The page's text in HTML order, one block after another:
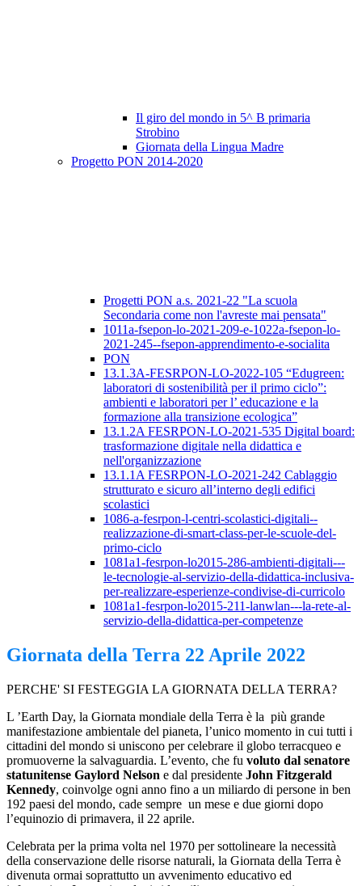
Il giro del mondo in 5^ B primaria
Strobino
Giornata della Lingua Madre
Progetto PON 2014-2020
Progetti PON a.s. 2021-22 "La scuola
Secondaria come non l'avreste mai pensata"
1011a-fsepon-lo-2021-209-e-1022a-fsepon-lo-
2021-245--fsepon-apprendimento-e-socialita
PON
13.1.3A-FESRPON-LO-2022-105 “Edugreen:
laboratori di sostenibilità per il primo ciclo”:
ambienti e laboratori per l’ educazione e la
formazione alla transizione ecologica”
13.1.2A FESRPON-LO-2021-535 Digital board:
trasformazione digitale nella didattica e
nell'organizzazione
13.1.1A FESRPON-LO-2021-242 Cablaggio
strutturato e sicuro all’interno degli edifici
scolastici
1086-a-fesrpon-l-centri-scolastici-digitali--
realizzazione-di-smart-class-per-le-scuole-del-
primo-ciclo
1081a1-fesrpon-lo2015-286-ambienti-digitali---
le-tecnologie-al-servizio-della-didattica-inclusiva-
per-realizzare-esperienze-condivise-di-curricolo
1081a1-fesrpon-lo2015-211-lanwlan---la-rete-al-
servizio-della-didattica-per-competenze
Giornata della Terra 22 Aprile 2022
PERCHE' SI FESTEGGIA LA GIORNATA DELLA TERRA?
L ’Earth Day, la Giornata mondiale della Terra è la più grande
manifestazione ambientale del pianeta, l’unico momento in cui tutti i
cittadini del mondo si uniscono per celebrare il globo terracqueo e
promuoverne la salvaguardia. L’evento, che fu voluto dal senatore
statunitense Gaylord Nelson e dal presidente John Fitzgerald
Kennedy, coinvolge ogni anno fino a un miliardo di persone in ben
192 paesi del mondo, cade sempre un mese e due giorni dopo
l’equinozio di primavera, il 22 aprile.
Celebrata per la prima volta nel 1970 per sottolineare la necessità
della conservazione delle risorse naturali, la Giornata della Terra è
divenuta ormai soprattutto un avvenimento educativo ed